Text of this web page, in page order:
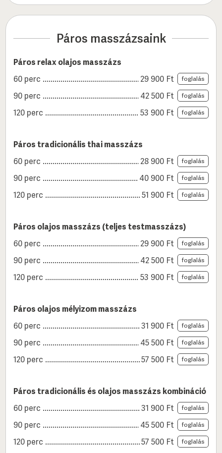
Páros masszázsaink
Páros relax olajos masszázs
60 perc
29 900 Ft foglalás
90 perc 42 500 Ft foglalás
120 perc 53 900 Ft foglalás
Páros tradicionális thai masszázs
60 perc
28 900 Ft foglalás
90 perc 40 900 Ft foglalás
120 perc 51 900 Ft foglalás
Páros olajos masszázs (teljes testmasszázs)
60 perc
29 900 Ft foglalás
90 perc 42 500 Ft foglalás
120 perc 53 900 Ft foglalás
Páros olajos mélyizom masszázs
60 perc
31 900 Ft foglalás
90 perc 45 500 Ft foglalás
120 perc 57 500 Ft foglalás
Páros tradicionális és olajos masszázs kombináció
60 perc
31 900 Ft foglalás
90 perc 45 500 Ft foglalás
120 perc 57 500 Ft foglalás